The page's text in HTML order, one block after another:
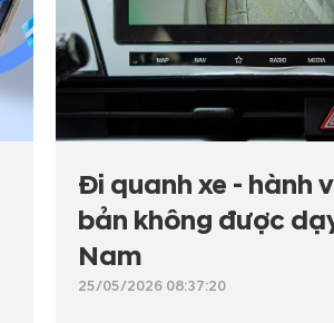
Đi quanh xe - hành
bản không được
Nam
25/05/2026 08:37:20